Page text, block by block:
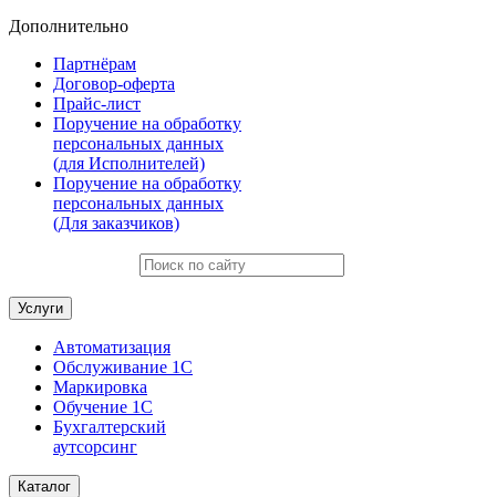
Дополнительно
Партнёрам
Договор-оферта
Прайс-лист
Поручение на обработку
персональных данных
(для Исполнителей)
Поручение на обработку
персональных данных
(Для заказчиков)
Услуги
Автоматизация
Обслуживание 1С
Маркировка
Обучение 1С
Бухгалтерский
аутсорсинг
Каталог